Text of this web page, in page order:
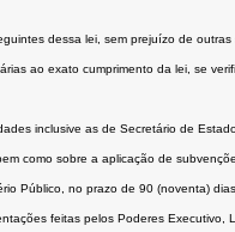
dessa lei, sem prejuízo de
ao exato cumprimento da lei, se
inclusive as de Secretário de
como sobre a aplicação de
Público, no prazo de 90 (noventa)
feitas pelos Poderes Executivo,